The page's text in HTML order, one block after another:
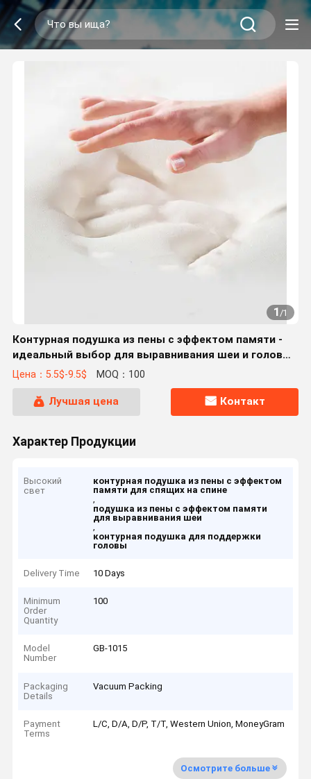
1/1
Контурная подушка из пены с эффектом памяти -
идеальный выбор для выравнивания шеи и головы
спящих на спине
Цена：5.5$-9.5$ MOQ：100
Лучшая цена Контакт
Характер Продукции
Высокий
свет
контурная подушка из пены с эффектом
памяти для спящих на спине
,
подушка из пены с эффектом памяти
для выравнивания шеи
,
контурная подушка для поддержки
головы
Delivery Time 10 Days
Minimum
Order
Quantity
100
Model
Number
GB-1015
Packaging
Details
Vacuum Packing
Payment
Terms
L/C, D/A, D/P, T/T, Western Union, MoneyGram
Осмотрите больше